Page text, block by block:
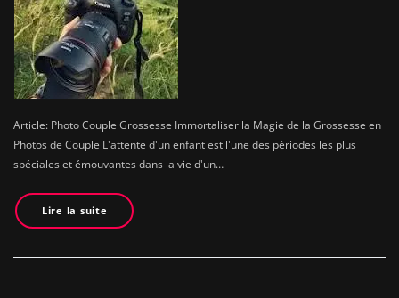
Article: Photo Couple Grossesse Immortaliser la Magie de la Grossesse en
Photos de Couple L'attente d'un enfant est l'une des périodes les plus
spéciales et émouvantes dans la vie d'un…
Lire la suite